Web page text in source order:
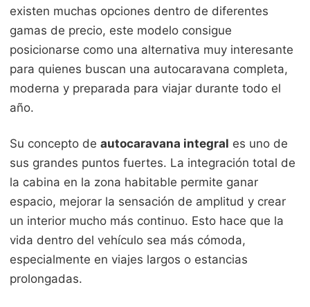
existen muchas opciones dentro de diferentes
gamas de precio, este modelo consigue
posicionarse como una alternativa muy interesante
para quienes buscan una autocaravana completa,
moderna y preparada para viajar durante todo el
año.
Su concepto de autocaravana integral es uno de
sus grandes puntos fuertes. La integración total de
la cabina en la zona habitable permite ganar
espacio, mejorar la sensación de amplitud y crear
un interior mucho más continuo. Esto hace que la
vida dentro del vehículo sea más cómoda,
especialmente en viajes largos o estancias
prolongadas.